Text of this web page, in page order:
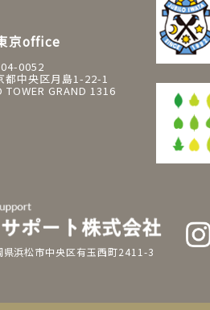
京office
0052
都中央区月島1-22-1
TOWER GRAND 1316
浜松市中央区有玉西町2411-3